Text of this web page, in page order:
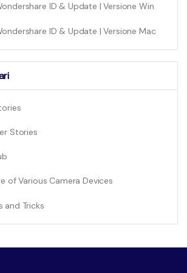
ID & Update | Versione Win
ID & Update | Versione Mac
Stories
of Various Camera Devices
and Tricks